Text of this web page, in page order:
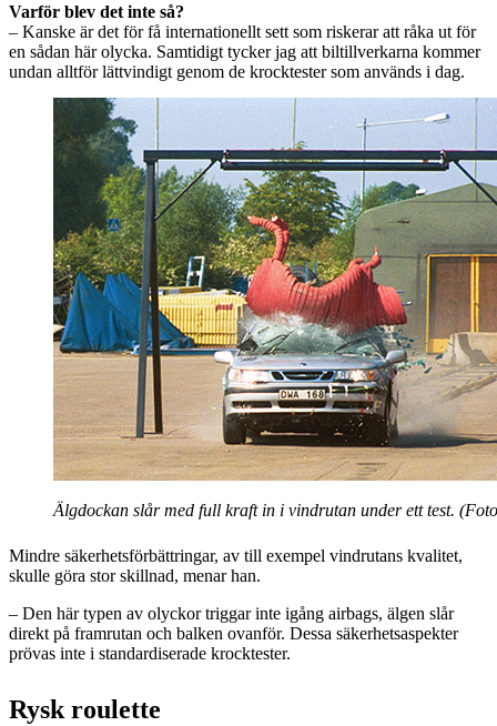
Varför blev det inte så?
– Kanske är det för få internationellt sett som riskerar att råka ut för
en sådan här olycka. Samtidigt tycker jag att biltillverkarna kommer
undan alltför lättvindigt genom de krocktester som används i dag.
Älgdockan slår med full kraft in i vindrutan under ett test.
Mindre säkerhetsförbättringar, av till exempel vindrutans kvalitet,
skulle göra stor skillnad, menar han.
– Den här typen av olyckor triggar inte igång airbags, älgen slår
direkt på framrutan och balken ovanför. Dessa säkerhetsaspekter
prövas inte i standardiserade krocktester.
Rysk roulette